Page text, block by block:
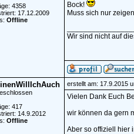
4358
17.12.2009
Offline
Bock!
Muss sich nur
Wir sind nicht auf
417
14.9.2012
Offline
erstellt am: 17.9.2015
Vielen Dank Euch
wir können da gern
Aber so offiziell hier